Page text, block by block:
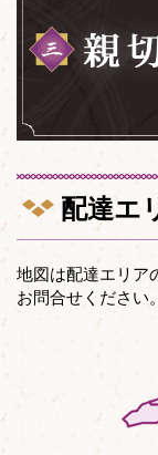
配達エ
地図は配達エリア
お問合せください。